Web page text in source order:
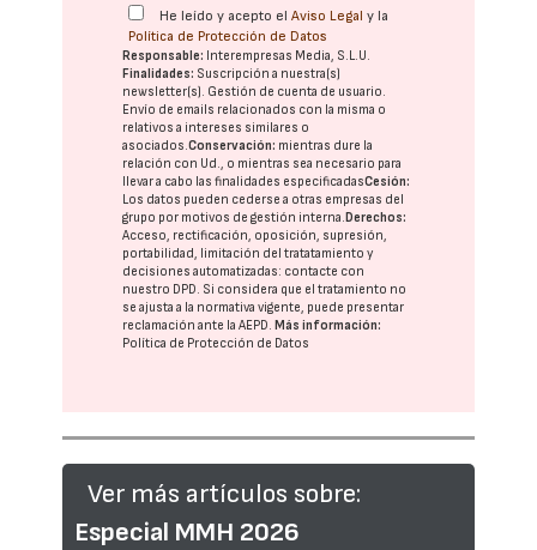
He leído y acepto elAviso Legal y la
Política de Protección de Datos
Responsable: Interempresas Media, S.L.U.
Finalidades: Suscripción a nuestra(s)
newsletter(s). Gestión de cuenta de usuario.
Envío de emails relacionados con la misma o
relativos a intereses similares o
asociados.Conservación: mientras dure la
relación con Ud., o mientras sea necesario para
llevar a cabo las finalidades especificadasCesión:
Los datos pueden cederse a otras empresas del
grupo por motivos de gestión interna.Derechos:
Acceso, rectificación, oposición, supresión,
portabilidad, limitación del tratatamiento y
decisiones automatizadas: contacte con
nuestro DPD. Si considera que el tratamiento no
se ajusta a la normativa vigente, puede presentar
reclamación ante laAEPD.Más información:
Política de Protección de Datos
Ver más artículos sobre:
Especial MMH 2026